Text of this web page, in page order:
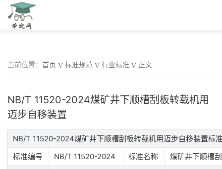
当前位置： 首页 标准规范 行业标准 正文
NB/T 11520-2024煤矿井下顺槽刮板转载机用
迈步自移装置
NB/T 11520-2024煤矿井下顺槽刮板转载机用迈步自移装置标
标准编号
NB/T 11520-2024 标准名称
煤矿井下顺槽